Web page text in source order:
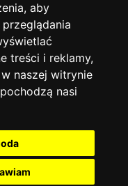
aby
treści i reklamy,
naszej witrynie
nasi
lacobel